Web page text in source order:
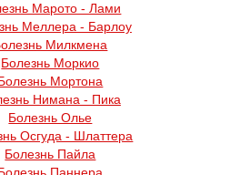
Марото - Лами
Меллера - Барлоу
Милкмена
Болезнь Моркио
Мортона
Нимана - Пика
Болезнь Олье
Осгуда - Шлаттера
Болезнь Пайла